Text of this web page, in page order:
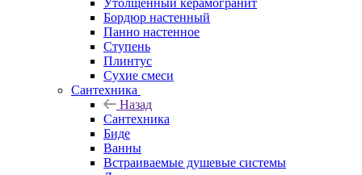
Утолщенный керамогранит
Бордюр настенный
Панно настенное
Ступень
Плинтус
Сухие смеси
Сантехника
Назад
Сантехника
Биде
Ванны
Встраиваемые душевые системы